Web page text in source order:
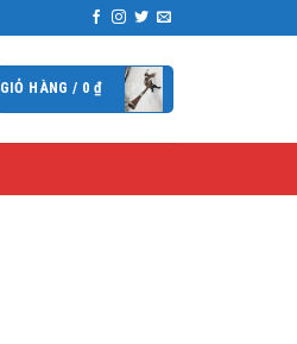
GIỎ HÀNG / 0 ₫